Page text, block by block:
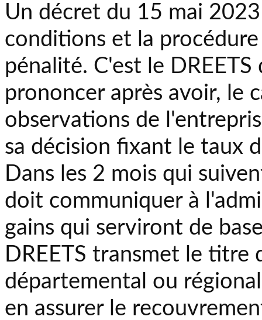
Un décret du 15 mai
conditions et la
pénalité. C'est le
prononcer après avoir, le
observations de
sa décision fixant le taux
Dans les 2 mois qui
doit communiquer à
gains qui serviront de
DREETS transmet le
départemental ou
en assurer le